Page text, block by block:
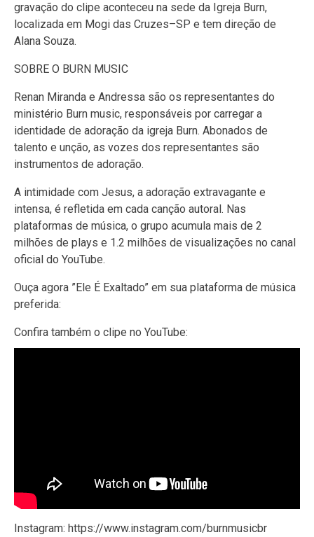
gravação do clipe aconteceu na sede da Igreja Burn,
localizada em Mogi das Cruzes–SP e tem direção de
Alana Souza.
SOBRE O BURN MUSIC
Renan Miranda e Andressa são os representantes do
ministério Burn music, responsáveis por carregar a
identidade de adoração da igreja Burn. Abonados de
talento e unção, as vozes dos representantes são
instrumentos de adoração.
A intimidade com Jesus, a adoração extravagante e
intensa, é refletida em cada canção autoral. Nas
plataformas de música, o grupo acumula mais de 2
milhões de plays e 1.2 milhões de visualizações no canal
oficial do YouTube.
Ouça agora ”Ele É Exaltado” em sua plataforma de música
preferida:
Confira também o clipe no YouTube:
Instagram: https://www.instagram.com/burnmusicbr